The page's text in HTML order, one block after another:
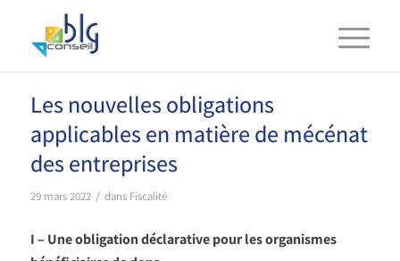
Les nouvelles obligations
applicables en matière de mécénat
des entreprises
29 mars 2022 / dans Fiscalité
I – Une obligation déclarative pour les organismes